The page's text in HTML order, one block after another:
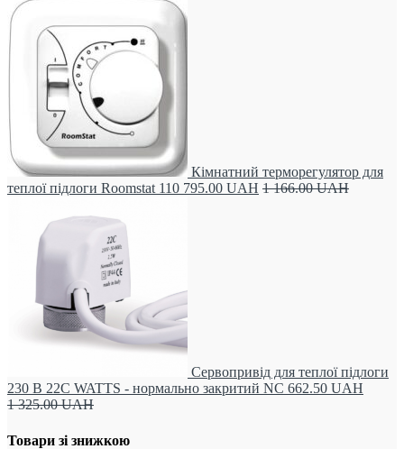
Кімнатний терморегулятор для
теплої підлоги Roomstat 110 795.00 UAH 1 166.00UAH
Сервопривід для теплої підлоги
230 В 22С WATTS - нормально закритий NC 662.50 UAH
1 325.00UAH
Товари зі знижкою